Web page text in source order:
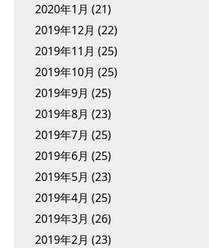
2020年1月 (21)
2019年12月 (22)
2019年11月 (25)
2019年10月 (25)
2019年9月 (25)
2019年8月 (23)
2019年7月 (25)
2019年6月 (25)
2019年5月 (23)
2019年4月 (25)
2019年3月 (26)
2019年2月 (23)